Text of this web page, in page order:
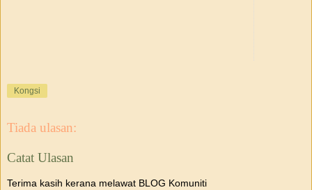
Kongsi
Tiada ulasan:
Catat Ulasan
Terima kasih kerana melawat BLOG Komuniti